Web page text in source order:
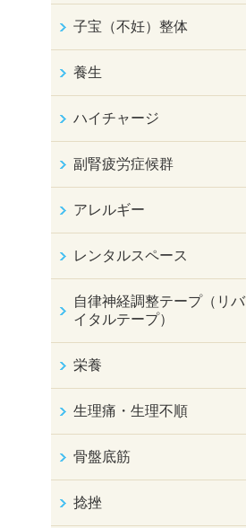
子宝（不妊）整体
養生
ハイチャージ
副腎疲労症候群
アレルギー
レンタルスペース
自律神経調整テープ（リバ
イタルテープ）
栄養
生理痛・生理不順
骨盤底筋
捻挫